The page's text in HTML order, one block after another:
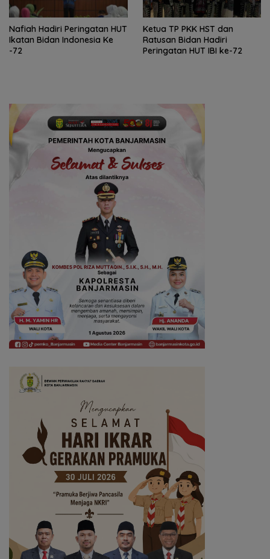
Nafiah Hadiri Peringatan HUT
Ikatan Bidan Indonesia Ke
-72
Ketua TP PKK HST dan
Ratusan Bidan Hadiri
Peringatan HUT IBI ke-72